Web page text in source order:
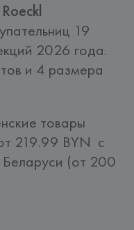
Roeckl
19
2026 года.
и 4 размера
товары
219.99 BYN  c
Беларуси (от 200